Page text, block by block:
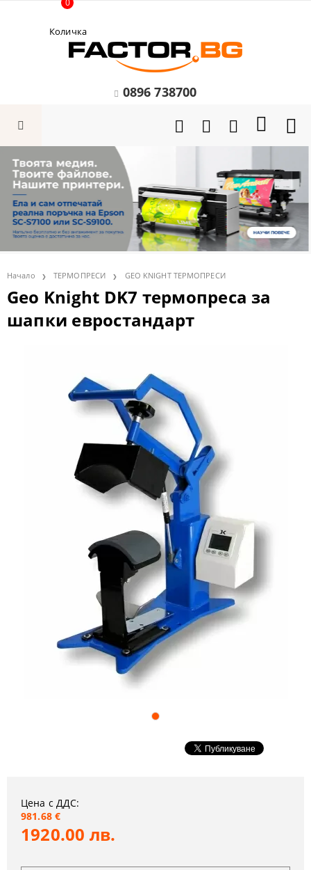
Количка
0
0896 738700
Начало ТЕРМОПРЕСИ GEO KNIGHT ТЕРМОПРЕСИ
Geo Knight DK7 термопреса за
шапки евростандарт
Цена с ДДС:
981.68 €
1920.00 лв.